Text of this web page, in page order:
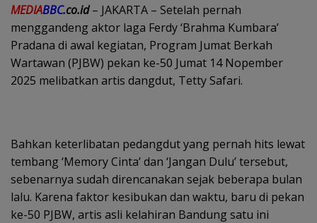
MEDIABBC.co.id– JAKARTA – Setelah pernah
menggandeng aktor laga Ferdy ‘Brahma Kumbara’
Pradana di awal kegiatan, Program Jumat Berkah
Wartawan (PJBW) pekan ke-50 Jumat 14 Nopember
2025 melibatkan artis dangdut, Tetty Safari.
Bahkan keterlibatan pedangdut yang pernah hits lewat
tembang ‘Memory Cinta’ dan ‘Jangan Dulu’ tersebut,
sebenarnya sudah direncanakan sejak beberapa bulan
lalu. Karena faktor kesibukan dan waktu, baru di pekan
ke-50 PJBW, artis asli kelahiran Bandung satu ini